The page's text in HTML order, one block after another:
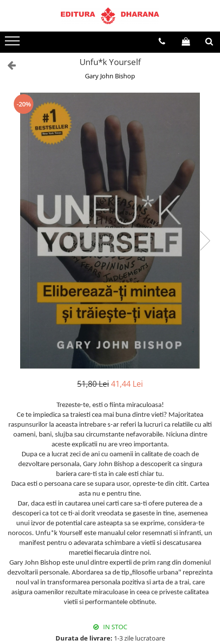
Terapii
Dietoterapie
Unfu*k Yourself
Gary John Bishop
-20%
51,80 Lei41,44 Lei
Trezeste-te, esti o fiinta miraculoasa!
Ce te impiedica sa traiesti cea mai buna dintre vieti? Majoritatea
raspunsurilor la aceasta intrebare s-ar referi la lucruri ca relatiile cu alti
oameni, bani, slujba sau circumstante nefavorabile. Niciuna dintre
aceste explicatii nu are vreo importanta.
Dupa ce a lucrat zeci de ani cu oamenii in calitate de coach de
dezvoltare personala, Gary John Bishop a descoperit ca singura
bariera care-ti sta in cale esti chiar tu.
Daca esti o persoana care se supara usor, opreste-te din citit. Cartea
asta nu e pentru tine.
Dar, daca esti in cautarea unei carti care sa-ti ofere puterea de a
descoperi ca tot ce ti-ai dorit vreodata se gaseste in tine, asemenea
unui izvor de potential care asteapta sa se exprime, considera-te
norocos. Unfu*k Yourself este manualul celor resemnati si infranti, un
manifest pentru o adevarata schimbare a vietii si descatusarea
maretiei fiecaruia dintre noi.
Gary John Bishop este unul dintre expertii de prim rang din domeniul
dezvoltarii personale. Abordarea sa de tip„filosofie urbana" reprezinta
noul val in transformarea personala pozitiva si arta de a trai, care
asigura oamenilor rezultate miraculoase in ceea ce priveste calitatea
vietii si performantele obtinute.
IN STOC
Durata de livrare: 1-3 zile lucratoare